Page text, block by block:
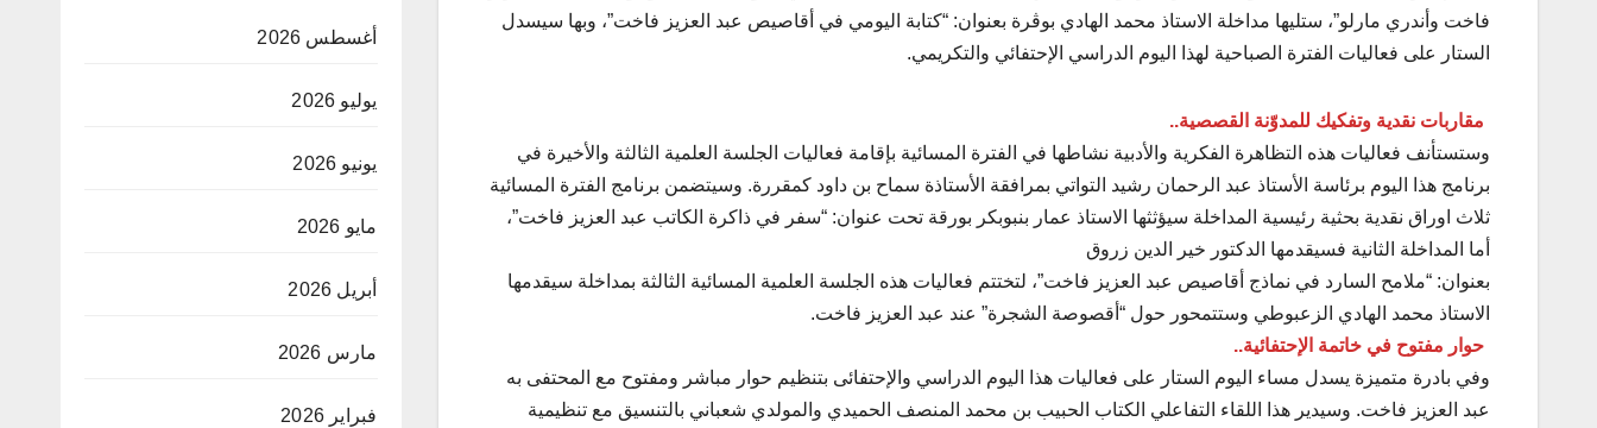
فاخت وأندري مارلو”، ستليها مداخلة الاستاذ محمد الهادي بوڨرة بعنوان: “كتابة اليومي في أقاصيص عبد العزيز فاخت”، وبها سيسدل
الستار على فعاليات الفترة الصباحية لهذا اليوم الدراسي الإحتفائي والتكريمي.
مقاربات نقدية وتفكيك للمدوّنة القصصية..
وستستأنف فعاليات هذه التظاهرة الفكرية والأدبية نشاطها في الفترة المسائية بإقامة فعاليات الجلسة العلمية الثالثة والأخيرة في
برنامج هذا اليوم برئاسة الأستاذ عبد الرحمان رشيد التواتي بمرافقة الأستاذة سماح بن داود كمقررة. وسيتضمن برنامج الفترة المسائية
ثلاث اوراق نقدية بحثية رئيسية المداخلة سيؤثثها الاستاذ عمار بنبوبكر بورقة تحت عنوان: “سفر في ذاكرة الكاتب عبد العزيز فاخت”،
أما المداخلة الثانية فسيقدمها الدكتور خير الدين زروق
بعنوان: “ملامح السارد في نماذج أقاصيص عبد العزيز فاخت”، لتختتم فعاليات هذه الجلسة العلمية المسائية الثالثة بمداخلة سيقدمها
الاستاذ محمد الهادي الزعبوطي وستتمحور حول “أقصوصة الشجرة” عند عبد العزيز فاخت.
حوار مفتوح في خاتمة الإحتفائية..
وفي بادرة متميزة يسدل مساء اليوم الستار على فعاليات هذا اليوم الدراسي والإحتفائى بتنظيم حوار مباشر ومفتوح مع المحتفى به
عبد العزيز فاخت. وسيدير هذا اللقاء التفاعلي الكتاب الحبيب بن محمد المنصف الحميدي والمولدي شعباني بالتنسيق مع تنظيمية
أغسطس 2026
يوليو 2026
يونيو 2026
مايو 2026
أبريل 2026
مارس 2026
فبراير 2026